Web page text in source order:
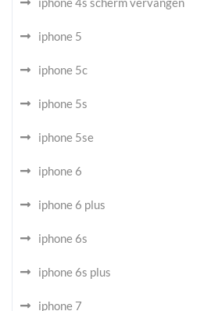
iphone 5
iphone 5c
iphone 5s
iphone 5se
iphone 6
iphone 6 plus
iphone 6s
iphone 6s plus
iphone 7